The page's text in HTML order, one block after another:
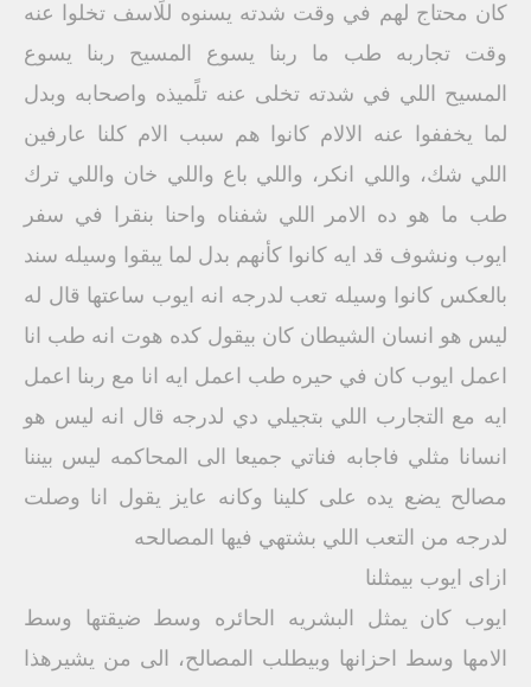
كان محتاج لهم في وقت شدته يسنوه للًاسف تخلوا عنه
وقت تجاربه طب ما ربنا يسوع المسيح ربنا يسوع
المسيح اللي في شدته تخلى عنه تلًميذه واصحابه وبدل
لما يخففوا عنه الالام كانوا هم سبب الام كلنا عارفين
اللي شك، واللي انكر، واللي باع واللي خان واللي ترك
طب ما هو ده الامر اللي شفناه واحنا بنقرا في سفر
ايوب ونشوف قد ايه كانوا كأنهم بدل لما يبقوا وسيله سند
بالعكس كانوا وسيله تعب لدرجه انه ايوب ساعتها قال له
ليس هو انسان الشيطان كان بيقول كده هوت انه طب انا
اعمل ايوب كان في حيره طب اعمل ايه انا مع ربنا اعمل
ايه مع التجارب اللي بتجيلي دي لدرجه قال انه ليس هو
انسانا مثلي فاجابه فناتي جميعا الى المحاكمه ليس بيننا
مصالح يضع يده على كلينا وكانه عايز يقول انا وصلت
لدرجه من التعب اللي بشتهي فيها المصالحه
ازای ايوب بيمثلنا
ايوب كان يمثل البشريه الحائره وسط ضيقتها وسط
الامها وسط احزانها وبيطلب المصالح، الى من يشيرهذا